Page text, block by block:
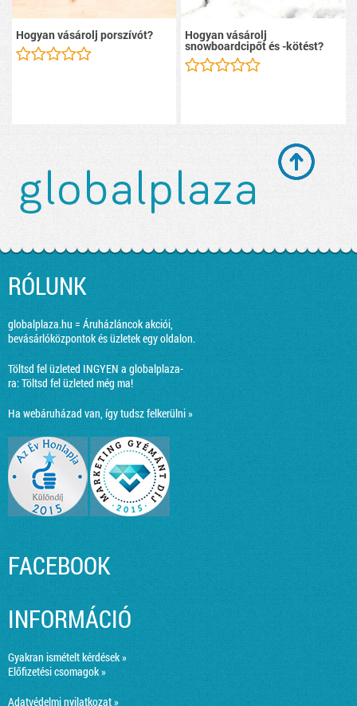
Hogyan vásárolj porszívót? Hogyan vásárolj
snowboardcipőt és -kötést?
RÓLUNK
globalplaza.hu = Áruházláncok akciói,
bevásárlóközpontok és üzletek egy oldalon.
Töltsd fel üzleted INGYEN a globalplaza-
ra:Töltsd fel üzleted még ma!
Ha webáruházad van, így tudsz felkerülni »
FACEBOOK
INFORMÁCIÓ
Gyakran ismételt kérdések »
Előfizetési csomagok »
Adatvédelmi nyilatkozat »